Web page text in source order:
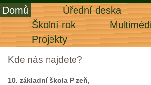
Domů Úřední deska
Školní rok
Projekty
Kde nás najdete?
10. základní škola Plzeň,